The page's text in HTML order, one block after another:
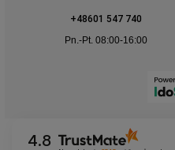
+48601 547 740
Pn.-Pt. 08:00-16:00
4.8